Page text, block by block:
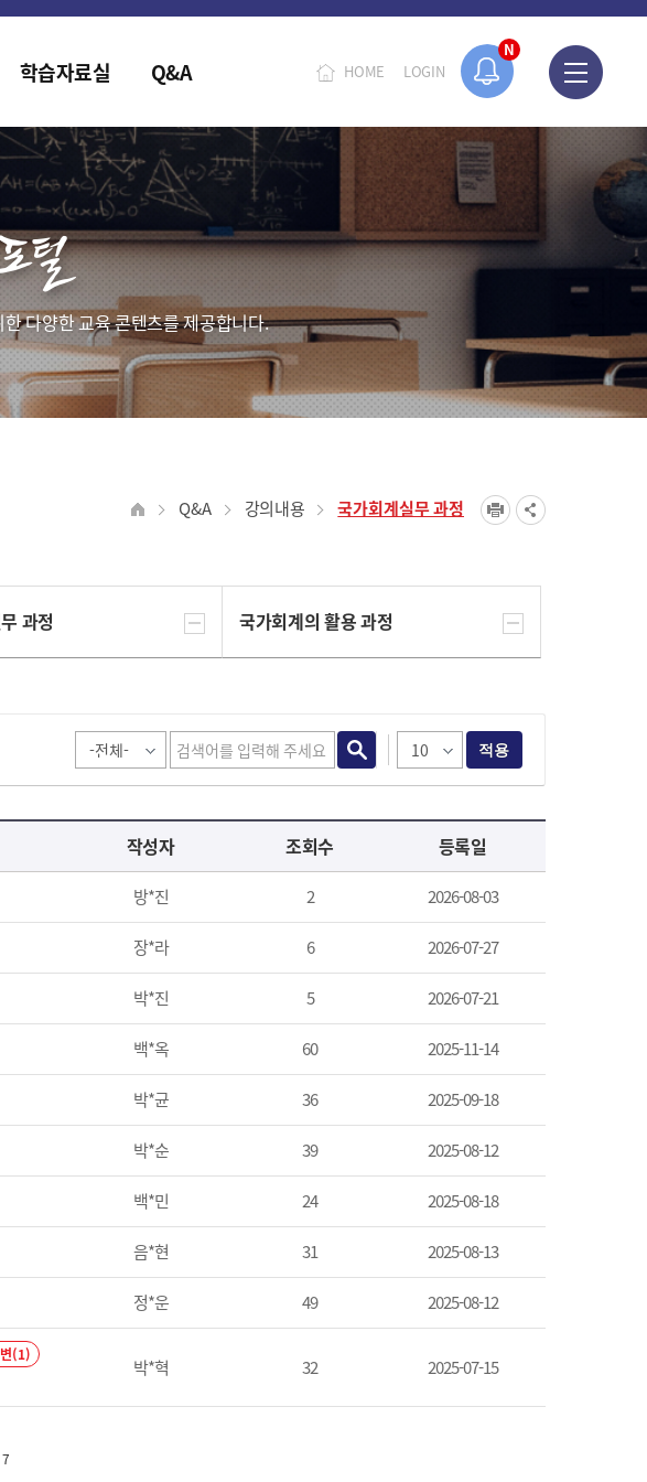
N
HOME LOGIN
학습자료실 Q&A
다양한 교육 콘텐츠를 제공합니다.
Q&A 강의내용 국가회계실무 과정
과정 국가회계의 활용 과정
적용
작성자 조회수 등록일
방*진 2 2026-08-03
장*라 6 2026-07-27
박*진 5 2026-07-21
백*옥 60 2025-11-14
박*균 36 2025-09-18
박*순 39 2025-08-12
백*민 24 2025-08-18
음*현 31 2025-08-13
정*운 49 2025-08-12
(1)
박*혁 32 2025-07-15
7